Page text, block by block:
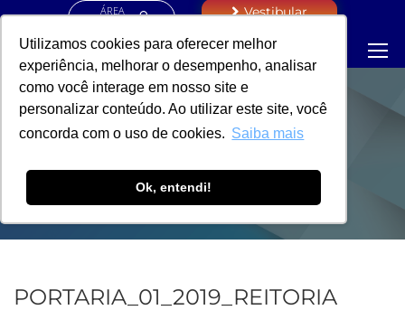
Utilizamos cookies para oferecer melhor
experiência, melhorar o desempenho, analisar
como você interage em nosso site e
personalizar conteúdo. Ao utilizar este site, você
concorda com o uso de cookies. Saiba mais
Ok, entendi!
ÁREA
Vestibular
PORTARIA -
REITORIA
PORTARIA_01_2019_REITORIA